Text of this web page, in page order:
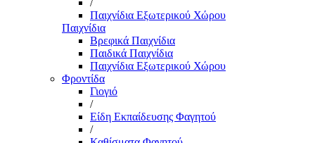
/
Παιχνίδια Εξωτερικού Χώρου
Παιχνίδια
Βρεφικά Παιχνίδια
Παιδικά Παιχνίδια
Παιχνίδια Εξωτερικού Χώρου
Φροντίδα
Γιογιό
/
Είδη Εκπαίδευσης Φαγητού
/